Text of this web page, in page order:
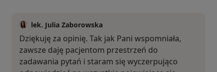
lek. Julia Zaborowska
Dziękuję za opinię. Tak jak Pani wspomniała,
zawsze daję pacjentom przestrzeń do
zadawania pytań i staram się wyczerpująco